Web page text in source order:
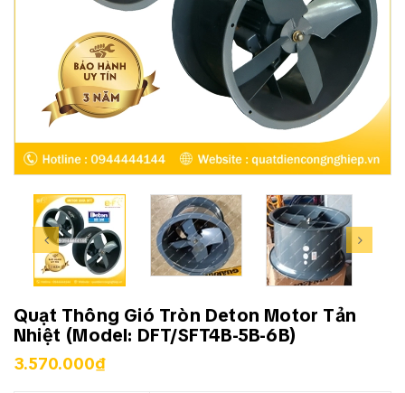
Quạt Thông Gió Tròn Deton Motor Tản
Nhiệt (Model: DFT/SFT4B-5B-6B)
3.570.000₫